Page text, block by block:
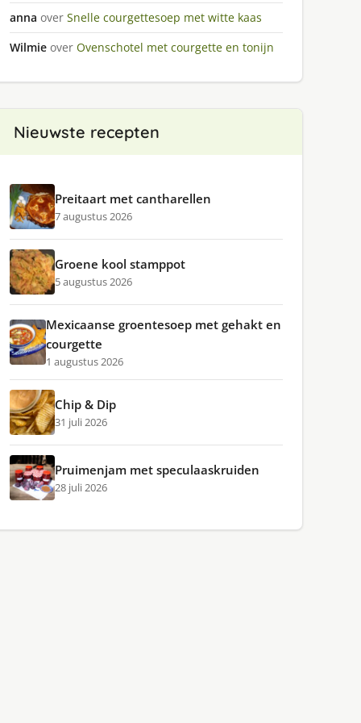
anna over Snelle courgettesoep met witte kaas
Wilmie over Ovenschotel met courgette en tonijn
Nieuwste recepten
Preitaart met cantharellen
7 augustus 2026
Groene kool stamppot
5 augustus 2026
Mexicaanse groentesoep met gehakt en
courgette
1 augustus 2026
Chip & Dip
31 juli 2026
Pruimenjam met speculaaskruiden
28 juli 2026